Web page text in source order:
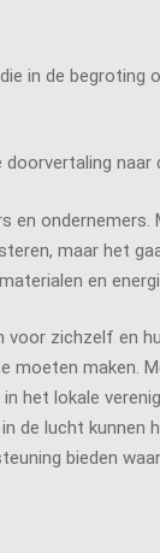
in de begroting
maar het
en
zichzelf en
maken.
lokale
lucht kunnen
bieden